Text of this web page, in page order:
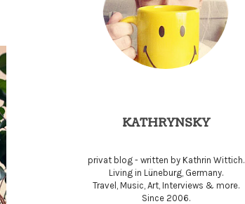
KATHRYNSKY
privat blog - written by Kathrin Wittich.
Living in Lüneburg, Germany.
Travel, Music, Art, Interviews & more.
Since 2006.